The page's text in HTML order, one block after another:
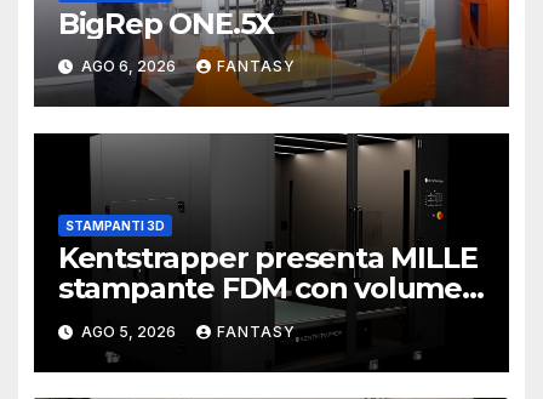
BigRep ONE.5X
AGO 6, 2026 FANTASY
STAMPANTI 3D
Kentstrapper presenta MILLE
stampante FDM con volume
di stampa da un metro cubo
AGO 5, 2026 FANTASY